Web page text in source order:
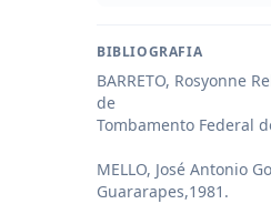
BIBLIOGRAFIA
BARRETO, Rosyonne
de
Tombamento Federal
MELLO, José Antonio
Guararapes,1981.